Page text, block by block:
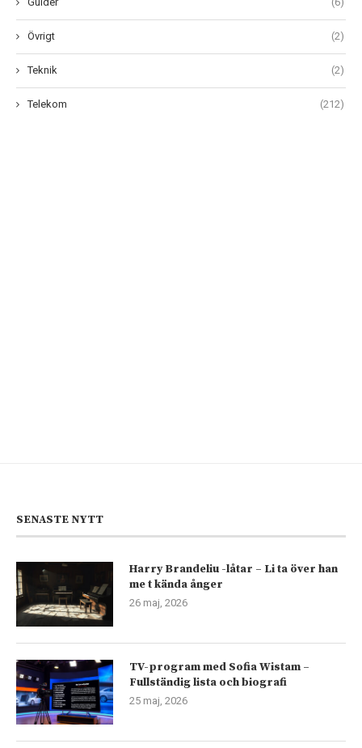
Övrigt (2)
Teknik (2)
Telekom (212)
SENASTE NYTT
Harry Brandeliu -låtar – Li ta över han
me t kända ånger
26 maj, 2026
TV-program med Sofia Wistam –
Fullständig lista och biografi
25 maj, 2026